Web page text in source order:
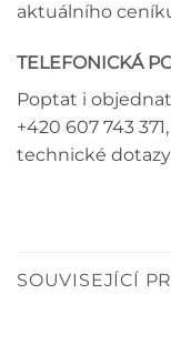
aktuálního
TELEFONICKÁ
Poptat i
+420 607 743
technické
SOUVISEJÍCÍ